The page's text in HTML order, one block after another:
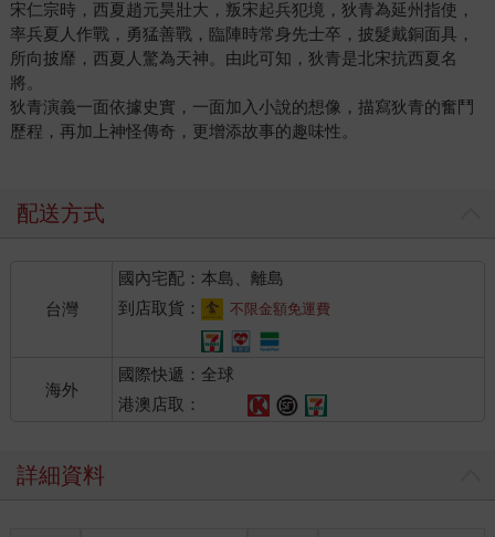
宋仁宗時，西夏趙元昊壯大，叛宋起兵犯境，狄青為延州指使，
率兵夏人作戰，勇猛善戰，臨陣時常身先士卒，披髮戴銅面具，
所向披靡，西夏人驚為天神。由此可知，狄青是北宋抗西夏名
將。
狄青演義一面依據史實，一面加入小說的想像，描寫狄青的奮鬥
歷程，再加上神怪傳奇，更增添故事的趣味性。
配送方式
台灣
國內宅配：本島、離島
到店取貨：
不限金額免運費
海外
國際快遞：全球
港澳店取：
詳細資料